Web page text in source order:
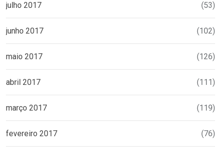
julho 2017 (53)
junho 2017 (102)
maio 2017 (126)
abril 2017 (111)
março 2017 (119)
fevereiro 2017 (76)